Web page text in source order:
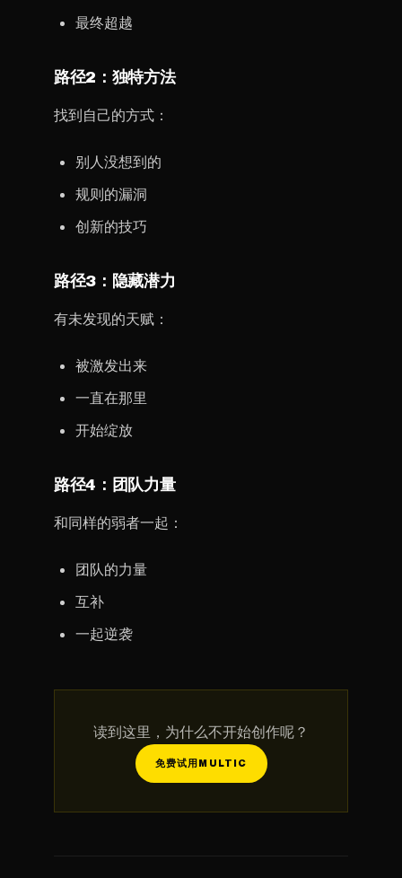
最终超越
路径2：独特方法
找到自己的方式：
别人没想到的
规则的漏洞
创新的技巧
路径3：隐藏潜力
有未发现的天赋：
被激发出来
一直在那里
开始绽放
路径4：团队力量
和同样的弱者一起：
团队的力量
互补
一起逆袭
读到这里，为什么不开始创作呢？
免费试用MULTIC